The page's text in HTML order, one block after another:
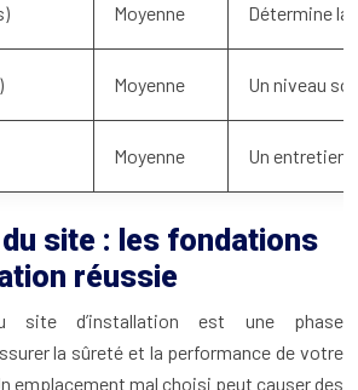
Moyenne Détermine la
Moyenne Un niveau
Moyenne Un entretien
site : les fondations
réussie
site d’installation est une phase
la sûreté et la performance de votre
emplacement mal choisi peut causer des